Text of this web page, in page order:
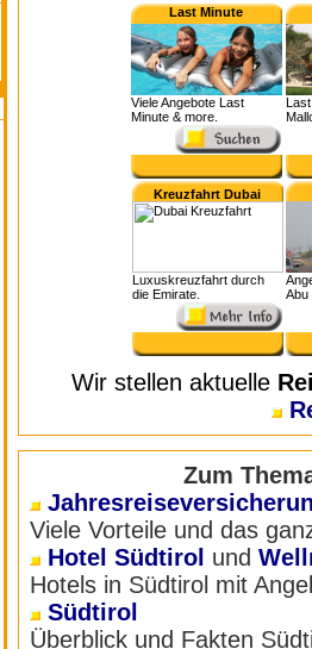
Last Minute
Viele Angebote Last
Minute & more.
Kreuzfahrt Dubai
Luxuskreuzfahrt durch
die Emirate.
Abu
Wir stellen aktuelle
Zum
Viele Vorteile und das
Hotel Südtirol und
Hotels in Südtirol mit
Südtirol
Überblick und Fakten